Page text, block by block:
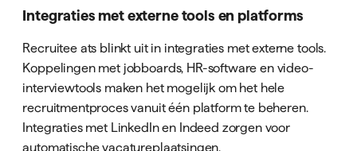
Integraties met externe tools en platforms
Recruitee ats blinkt uit in integraties met externe tools.
Koppelingen met jobboards, HR-software en video-
interviewtools maken het mogelijk om het hele
recruitmentproces vanuit één platform te beheren.
Integraties met LinkedIn en Indeed zorgen voor
automatische vacatureplaatsingen.